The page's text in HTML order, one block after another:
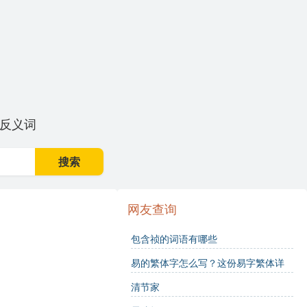
反义词
搜索
网友查询
包含祯的词语有哪些
易的繁体字怎么写？这份易字繁体详
解，助你正确书写汉字_汉字繁体学习
清节家